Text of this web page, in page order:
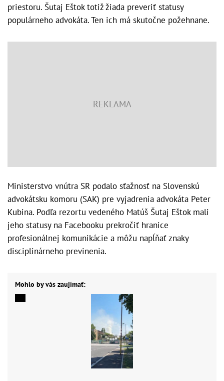
priestoru. Šutaj Eštok totiž žiada preveriť statusy
populárneho advokáta. Ten ich má skutočne požehnane.
Ministerstvo vnútra SR podalo sťažnosť na Slovenskú
advokátsku komoru (SAK) pre vyjadrenia advokáta Peter
Kubina. Podľa rezortu vedeného Matúš Šutaj Eštok mali
jeho statusy na Facebooku prekročiť hranice
profesionálnej komunikácie a môžu napĺňať znaky
disciplinárneho previnenia.
Mohlo by vás zaujímať: